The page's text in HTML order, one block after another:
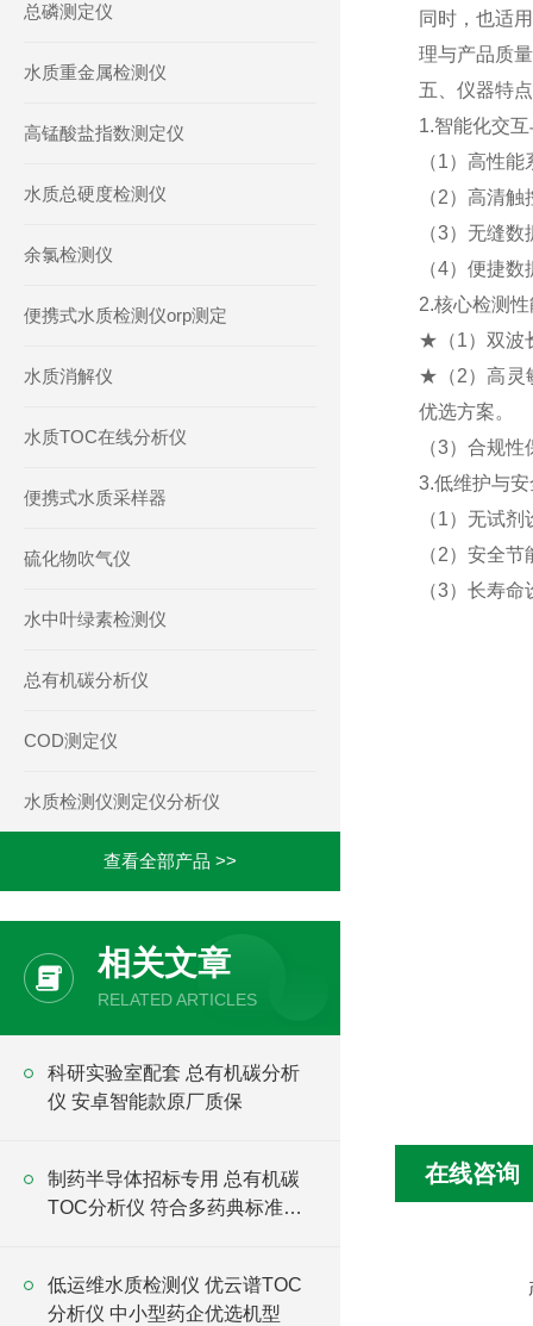
同时，也适
理与产品质
五、仪器特点
1.智能化交
（1）高性
（2）高清
（3）无缝
（4）便捷
2.核心检测性
★（1）双波
★（2）高灵
优选方案。
（3）合规
3.低维护与安
（1）无试
（2）安全
（3）长寿
在线咨询
总磷测定仪
水质重金属检测仪
高锰酸盐指数测定仪
水质总硬度检测仪
余氯检测仪
便携式水质检测仪orp测定
水质消解仪
水质TOC在线分析仪
便携式水质采样器
硫化物吹气仪
水中叶绿素检测仪
总有机碳分析仪
COD测定仪
水质检测仪测定仪分析仪
查看全部产品 >>
相关文章
RELATED ARTICLES
科研实验室配套 总有机碳分析
仪 安卓智能款原厂质保
制药半导体招标专用 总有机碳
TOC分析仪 符合多药典标准可
低运维水质检测仪 优云谱TOC
分析仪 中小型药企优选机型